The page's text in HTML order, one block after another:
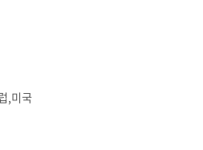
,미국